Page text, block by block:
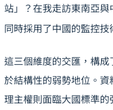
站」？在我走訪東南亞
同時採用了中國的監控
這三個維度的交匯，構
於結構性的弱勢地位。
理主權則面臨大國標準的